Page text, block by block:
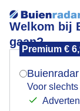
Welkom bij
gaan?
Premium €
Voor slechts
Vanavond
Mogen